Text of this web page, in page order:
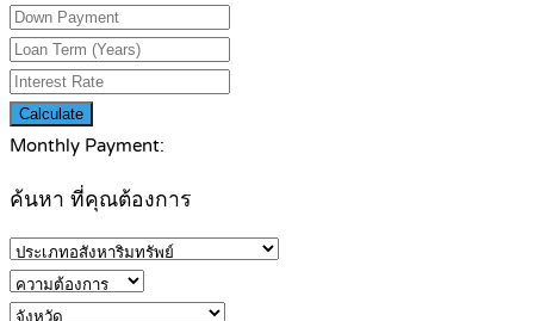
Calculate
Monthly Payment:
ค้นหา ที่คุณต้องการ